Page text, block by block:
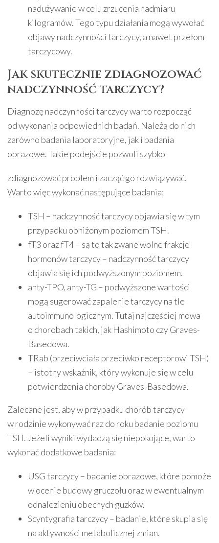
nadużywanie w celu zrzucenia nadmiaru
kilogramów. Tego typu działania mogą wywołać
objawy nadczynności tarczycy, a nawet przełom
tarczycowy.
Jak skutecznie zdiagnozować
nadczynność tarczycy?
Diagnozę nadczynności tarczycy warto rozpocząć
od wykonania odpowiednich badań. Należą do nich
zarówno badania laboratoryjne, jak i badania
obrazowe. Takie podejście pozwoli szybko
zdiagnozować problem i zacząć go rozwiązywać.
Warto więc wykonać następujące badania:
TSH – nadczynność tarczycy objawia się w tym
przypadku obniżonym poziomem TSH.
fT3 oraz fT4 – są to tak zwane wolne frakcje
hormonów tarczycy – nadczynność tarczycy
objawia się ich podwyższonym poziomem.
anty-TPO, anty-TG – podwyższone wartości
mogą sugerować zapalenie tarczycy na tle
autoimmunologicznym. Tutaj najczęściej mowa
o chorobach takich, jak Hashimoto czy Graves-
Basedowa.
TRab (przeciwciała przeciwko receptorowi TSH)
– istotny wskaźnik, który wykonuje się w celu
potwierdzenia choroby Graves-Basedowa.
Zalecane jest, aby w przypadku chorób tarczycy
w rodzinie wykonywać raz do roku badanie poziomu
TSH. Jeżeli wyniki wydadzą się niepokojące, warto
wykonać dodatkowe badania:
USG tarczycy – badanie obrazowe, które pomoże
w ocenie budowy gruczołu oraz w ewentualnym
odnalezieniu obecnych guzków.
Scyntygrafia tarczycy – badanie, które skupia się
na aktywności metabolicznej zmian.